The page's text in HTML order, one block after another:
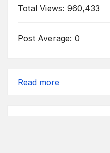
Total Views: 960,433
Post Average: 0
Read more